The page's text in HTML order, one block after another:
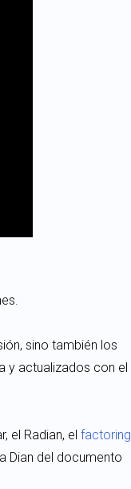
sino también los
y actualizados con el
el Radian, el factoring
Dian del documento